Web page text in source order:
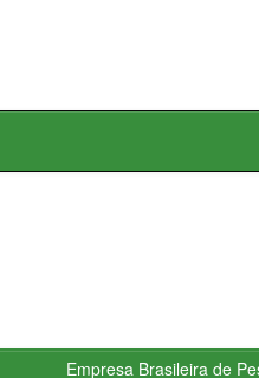
Empresa Brasileira de